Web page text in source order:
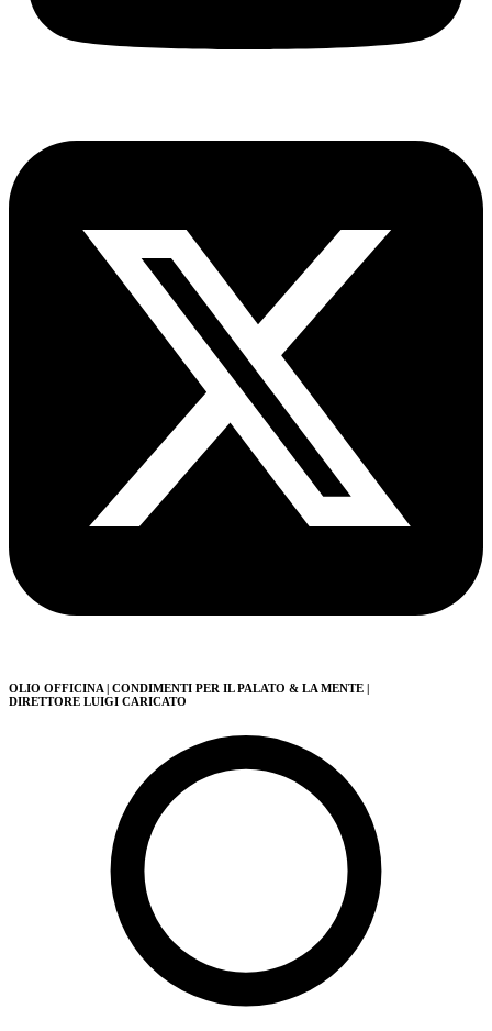
OLIO OFFICINA | CONDIMENTI PER IL PALATO & LA MENTE |
DIRETTORE LUIGI CARICATO